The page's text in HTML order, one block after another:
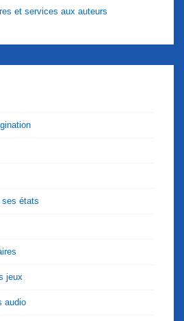
et services aux auteurs
ses états
jeux
audio